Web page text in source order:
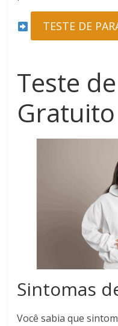
TESTE DE
Teste
Gratuito
Sintomas
Você sabia que